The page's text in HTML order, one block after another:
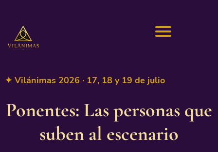
✦ Vilánimas 2026 · 17, 18 y 19 de julio
Ponentes: Las personas que
suben al escenario